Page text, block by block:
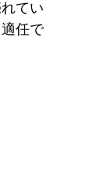
てい
任で